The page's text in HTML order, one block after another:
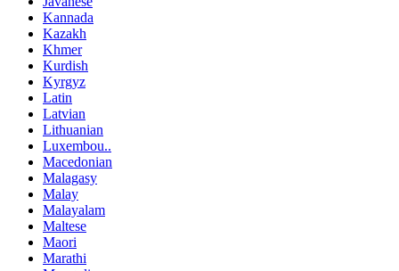
Kannada
Kazakh
Khmer
Kurdish
Kyrgyz
Latin
Latvian
Lithuanian
Luxembou..
Macedonian
Malagasy
Malay
Malayalam
Maltese
Maori
Marathi